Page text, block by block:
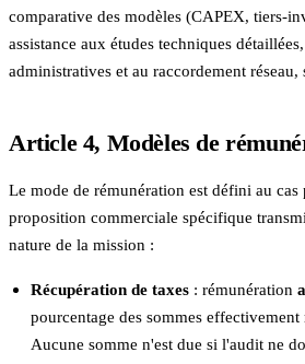
comparative des modèles (CAPEX, tiers-
assistance aux études techniques
administratives et au raccordement
Article 4, Modèles de
Le mode de rémunération est défini au cas
proposition commerciale spécifique
nature de la mission :
Récupération de taxes : rémunération
pourcentage des sommes
Aucune somme n'est due si l'audit ne